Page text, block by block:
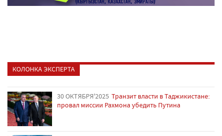
КОЛОНКА ЭКСПЕРТА
30 ОКТЯБРЯ'2025 Транзит власти в Таджикистане:
провал миссии Рахмона убедить Путина